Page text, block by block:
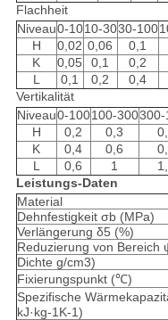
Flachheit
Niveau0-1010-3030-100
H
0,02 0,06 0,1
K
0,05 0,1 0,2
L
0,1 0,2 0,4
Vertikalität
Niveau0-100100-300300-
H
0,2 0,3
K
0,4 0,6
L
0,6 1
Leistungs-Daten
Material
Dehnfestigkeit σb (MPa)
Verlängerung δ5 (%)
Reduzierung von Bereich
Dichte g/cm3)
Fixierungspunkt (℃)
Spezifische
kJ·kg-1K-1)